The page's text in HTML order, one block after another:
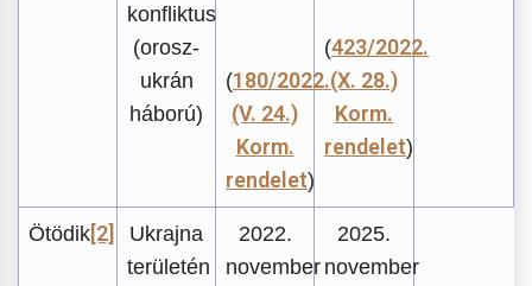
konfliktus
(orosz-
ukrán
háború)
(180/2022.
(V. 24.)
Korm.
rendelet)
(423/2022.
(X. 28.)
Korm.
rendelet)
Ötödik[2]
Ukrajna
területén
2022.
november
2025.
november